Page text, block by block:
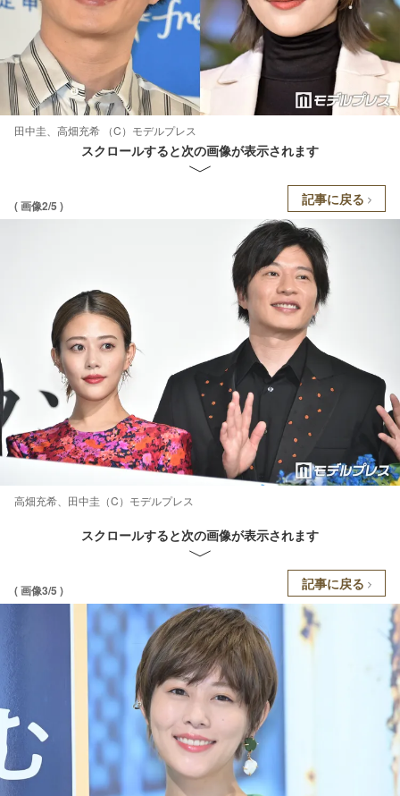
田中圭、高畑充希 （C）モデルプレス
スクロールすると次の画像が表示されます
( 画像2/5 ) 記事に戻る
高畑充希、田中圭（C）モデルプレス
スクロールすると次の画像が表示されます
( 画像3/5 ) 記事に戻る